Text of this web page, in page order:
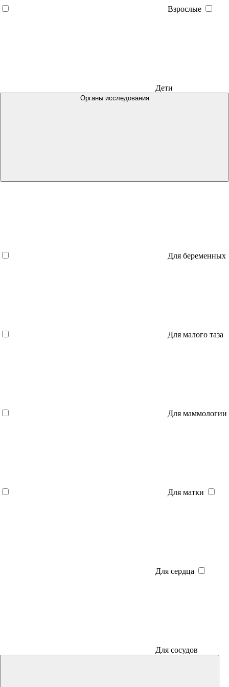
Взрослые
Дети
Органы исследования
Для беременных
Для малого таза
Для маммологии
Для матки
Для сердца
Для сосудов